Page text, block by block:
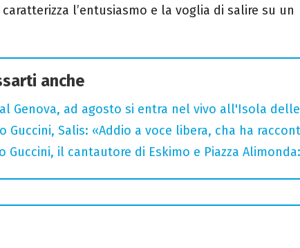
caratterizza l’entusiasmo e la voglia di salire su un
anche
Genova, ad agosto si entra nel vivo all'Isola
Guccini, Salis: «Addio a voce libera, cha ha
Guccini, il cantautore di Eskimo e Piazza